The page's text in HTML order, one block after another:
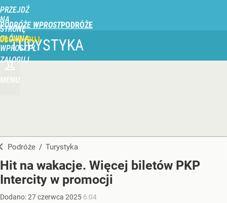
PRZEJDŹ
NA
STRONĘ
GŁÓWNĄ
WPROST.PL
PODRÓŻE WPROST
ZALOGUJ
MENU
TURYSTYKA
Podróże / Turystyka
Hit na wakacje. Więcej biletów PKP
Intercity w promocji
Dodano:27czerwca 2025 6:04